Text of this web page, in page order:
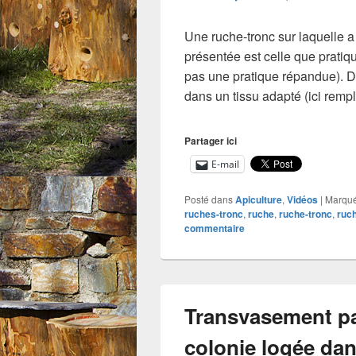
Une ruche-tronc sur laquelle
présentée est celle que
pas une pratique répandue).
dans un tissu adapté (ici
Partager ici
E-mail
Posté dansApiculture, Vidéos |
ruches-tronc, ruche, ruche-tronc,
commentaire
Transvasement
colonie logée